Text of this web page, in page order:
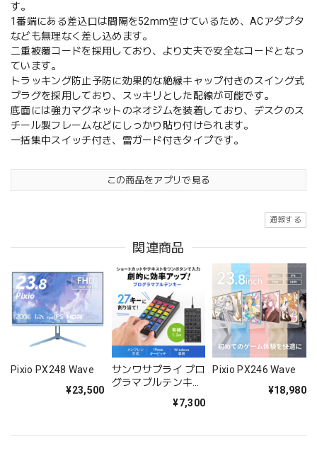
す。
1番端にある差込口は間隔を52mm空けているため、ACアダプタ
なども無理なく差し込めます。
二重被覆コードを採用しており、より丈夫で安全なコードとなっ
ています。
トラッキング防止予防に効果的な絶縁キャップ付きのスイング式
プラグを採用しており、スッキリとした配線が可能です。
底面には強力マグネットのネオジムを装着しており、デスクのス
チール製フレームなどにしっかり貼り付けられます。
一括集中スイッチ付き、雷ガード付きタイプです。
この商品をアプリで見る
通報する
関連商品
Pixio PX248 Wave
¥23,500
サンワサプライ プロ
グラマブルテンキー
¥7,300
Pixio PX246 Wave
¥18,980